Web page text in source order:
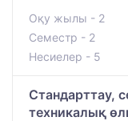
Оқу жылы - 2
Семестр - 2
Несиелер - 5
Стандарттау,
техникалық